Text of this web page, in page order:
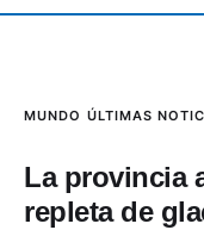
MUNDO ÚLTIMAS
La provincia
repleta de